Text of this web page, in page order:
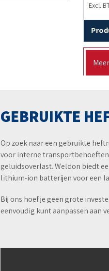
Excl.
GEBRUIKTE
Op zoek naar een gebruikte
voor interne
geluidsoverlast. Weldon biedt
lithium-ion batterijen voor een
Bij ons hoef je geen grote
eenvoudig kunt aanpassen aan